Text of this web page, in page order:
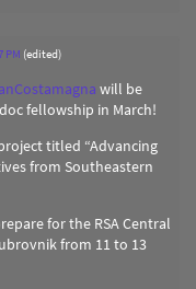
PM (edited)
will be
fellowship in March!
titled “Advancing
from Southeastern
for the RSA Central
from 11 to 13